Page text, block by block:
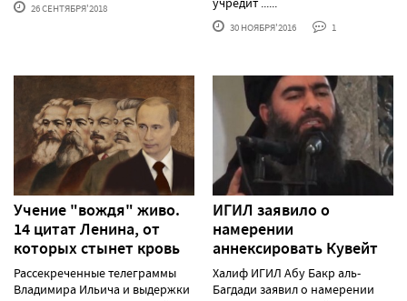
26 СЕНТЯБРЯ'2018
30 НОЯБРЯ'2016 1
Учение "вождя" живо.
14 цитат Ленина, от
которых стынет кровь
Рассекреченные телеграммы
Владимира Ильича и выдержки
ИГИЛ заявило о
намерении
аннексировать Кувейт
Халиф ИГИЛ Абу Бакр аль-
Багдади заявил о намерении